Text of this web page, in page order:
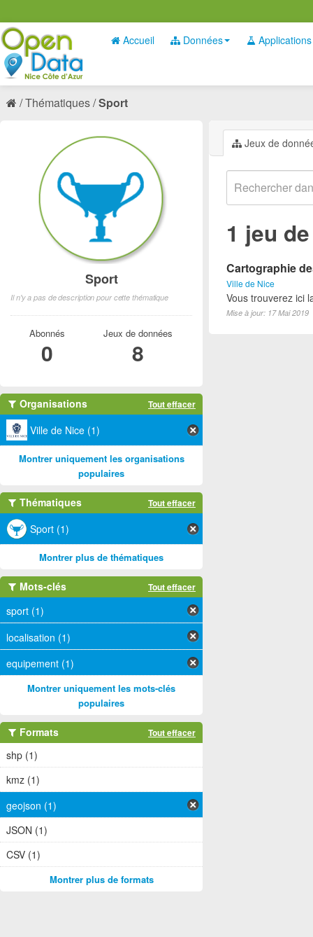
Accueil Données Applications
Thématiques Sport
Jeux de
1 jeu
Cartographie
Ville de Nice
Vous trouverez ici
Mise à jour: 17 Mai 2019
Sport
Il n'y a pas de description pour cette thématique
Abonnés
0
Jeux de données
8
Organisations Tout effacer
Ville de Nice (1)
Montrer uniquement les organisations
populaires
Thématiques Tout effacer
Sport (1)
Montrer plus de thématiques
Mots-clés Tout effacer
sport (1)
localisation (1)
equipement (1)
Montrer uniquement les mots-clés
populaires
Formats Tout effacer
shp (1)
kmz (1)
geojson (1)
JSON (1)
CSV (1)
Montrer plus de formats